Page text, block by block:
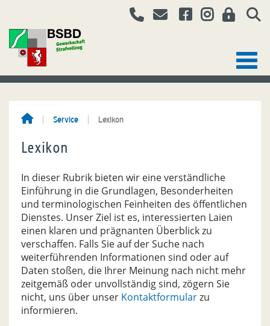
Service Lexikon
Lexikon
In dieser Rubrik bieten wir eine verständliche
Einführung in die Grundlagen, Besonderheiten
und terminologischen Feinheiten des öffentlichen
Dienstes. Unser Ziel ist es, interessierten Laien
einen klaren und prägnanten Überblick zu
verschaffen. Falls Sie auf der Suche nach
weiterführenden Informationen sind oder auf
Daten stoßen, die Ihrer Meinung nach nicht mehr
zeitgemäß oder unvollständig sind, zögern Sie
nicht, uns über unser Kontaktformularzu
informieren.